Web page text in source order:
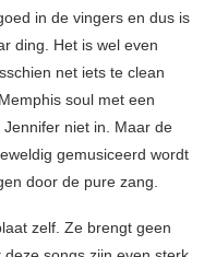
in de vingers en dus is
ding. Het is wel even
net iets te clean
soul met een
niet in. Maar de
gemusiceerd wordt
door de pure zang.
zelf. Ze brengt geen